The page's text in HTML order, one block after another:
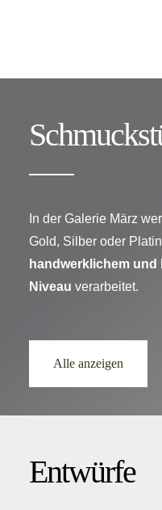
In der Galerie März
Gold, Silber oder
handwerklichem und
Niveau verarbeitet.
Alle anzeigen
Entwürfe